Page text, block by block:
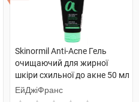
Skinormil Anti-Acne Гель
очищаючий для жирної
шкіри схильної до акне 50 мл
1 туба
ЕйДжіФранс